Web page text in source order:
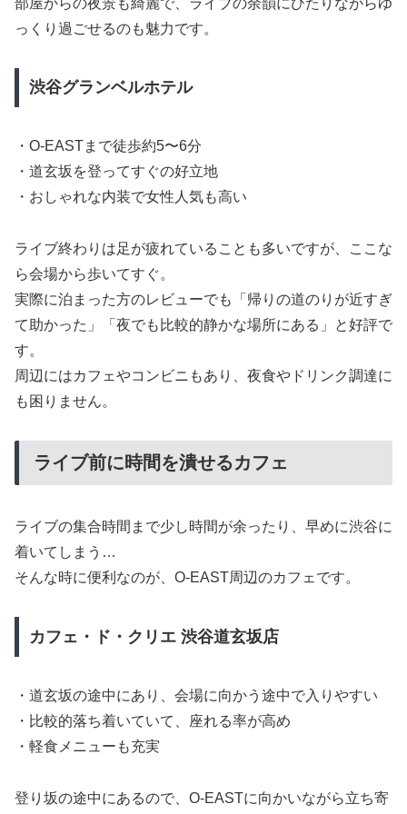
っくり過ごせるのも魅力です。
渋谷グランベルホテル
・O-EASTまで徒歩約5〜6分
・道玄坂を登ってすぐの好立地
・おしゃれな内装で女性人気も高い
ライブ終わりは足が疲れていることも多いですが、ここな
ら会場から歩いてすぐ。
実際に泊まった方のレビューでも「帰りの道のりが近すぎ
て助かった」「夜でも比較的静かな場所にある」と好評で
す。
周辺にはカフェやコンビニもあり、夜食やドリンク調達に
も困りません。
ライブ前に時間を潰せるカフェ
ライブの集合時間まで少し時間が余ったり、早めに渋谷に
着いてしまう…
そんな時に便利なのが、O-EAST周辺のカフェです。
カフェ・ド・クリエ 渋谷道玄坂店
・道玄坂の途中にあり、会場に向かう途中で入りやすい
・比較的落ち着いていて、座れる率が高め
・軽食メニューも充実
登り坂の途中にあるので、O-EASTに向かいながら立ち寄